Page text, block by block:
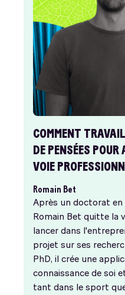
COMMENT
DE PENSÉES
VOIE
Romain Bet
Après un doctorat en
Romain Bet quitte la
lancer dans
projet sur ses
PhD, il crée une
connaissance de soi
tant dans le sport